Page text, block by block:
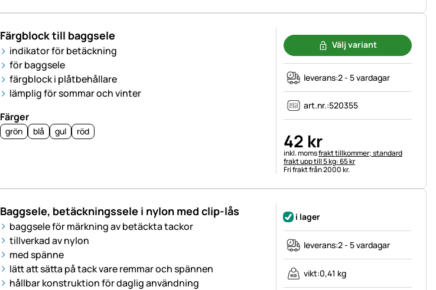
Färgblock till baggsele
indikator för betäckning
för baggsele
färgblock i plåtbehållare
lämplig för sommar och vinter
Färger
grön blå gul röd
Välj variant
leverans:2 - 5 vardagar
art.nr.:520355
42 kr
Skatteinformation:
inkl. momsfrakt tillkommer; standard
frakt upp till 5 kg: 65 kr
Fri frakt från 2000 kr.
Baggsele, betäckningssele i nylon med clip-lås
baggsele för märkning av betäckta tackor
tillverkad av nylon
med spänne
lätt att sätta på tack vare remmar och spännen
hållbar konstruktion för daglig användning
i lager
leverans:2 - 5 vardagar
vikt:0,41 kg